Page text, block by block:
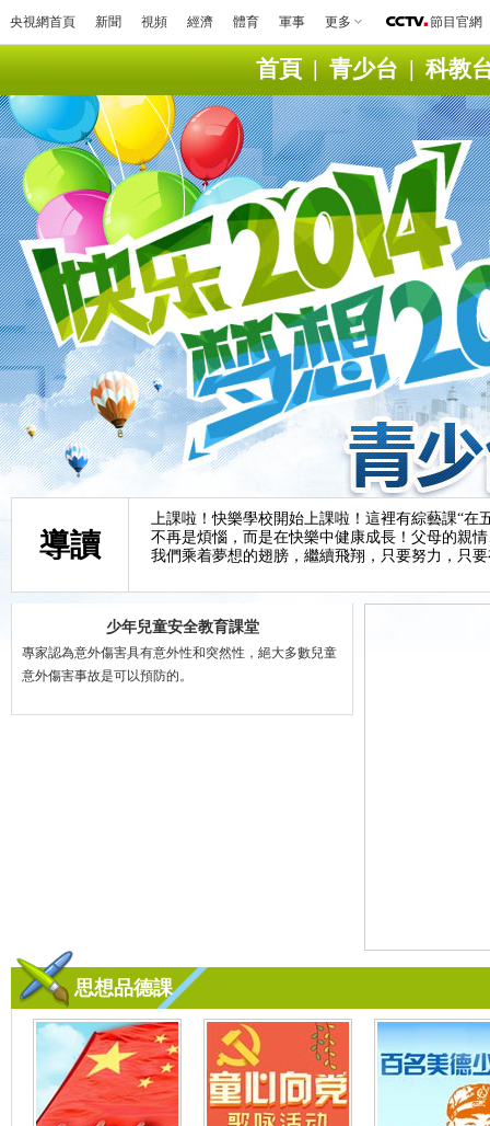
央視網首頁 新聞 視頻 經濟 體育 軍事 更多 節目官網
首頁 | 青少台 | 科教
導讀
上課啦！快樂學校開始上課啦！這裡有綜藝課“在
不再是煩惱，而是在快樂中健康成長！父母的親
我們乘着夢想的翅膀，繼續飛翔，只要努力，只
少年兒童安全教育課堂
專家認為意外傷害具有意外性和突然性，絕大多數兒童
意外傷害事故是可以預防的。
思想品德課